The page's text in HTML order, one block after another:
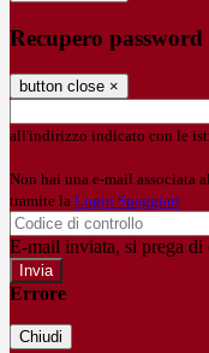
Recupero password
button close ×
all'indirizzo indicato con le
Non hai una e-mail associata
tramite la Login Spaggiari
E-mail inviata, si prega di
Errore
Chiudi